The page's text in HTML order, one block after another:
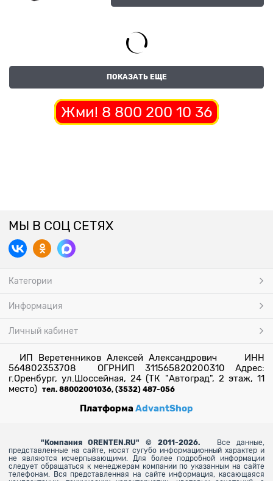
ПОКАЗАТЬ ЕЩЕ
Жми! 8 800 200 10 36
МЫ В СОЦ СЕТЯХ
Категории
Информация
Личный кабинет
ИП Веретенников Алексей Александрович ИНН
564802353708 ОГРНИП 311565820200310 Адрес:
г.Оренбург, ул.Шоссейная, 24 (ТК "Автоград", 2 этаж, 11
место) тел. 88002001036, (3532) 487-056
ПлатформаAdvantShop
" Компания ORENTEN.RU" © 2011-2026.
Все данные,
представленные на сайте, носят сугубо информационный характер и
не являются исчерпывающими. Для более подробной информации
следует обращаться к менеджерам компании по указанным на сайте
телефонам. Вся представленная на сайте информация, касающаяся